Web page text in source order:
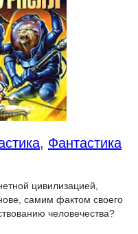
, Фантастика
цивилизацией,
самим фактом своего
человечества?